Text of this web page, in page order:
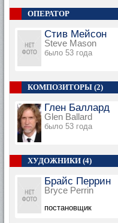
ОПЕРАТОР
Стив Мейсон
Steve Mason
было 53 года
КОМПОЗИТОРЫ (2)
Глен Баллард
Glen Ballard
было 53 года
ХУДОЖНИКИ (4)
Брайс Перрин
Bryce Perrin
постановщик